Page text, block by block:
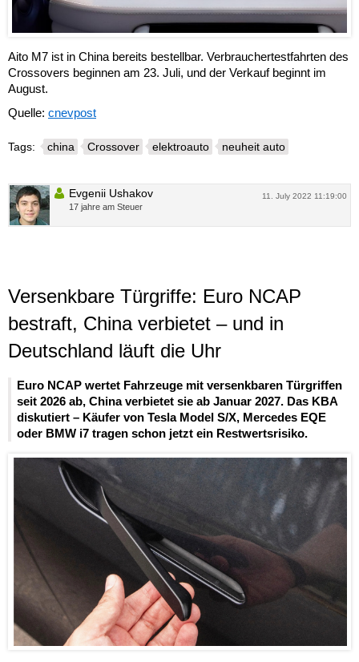
Aito M7 ist in China bereits bestellbar. Verbrauchertestfahrten des
Crossovers beginnen am 23. Juli, und der Verkauf beginnt im
August.
Quelle: cnevpost
Tags: china Crossover elektroauto neuheit auto
11. July 2022 11:19:00
Evgenii Ushakov
17 jahre am Steuer
Versenkbare Türgriffe: Euro NCAP
bestraft, China verbietet – und in
Deutschland läuft die Uhr
Euro NCAP wertet Fahrzeuge mit versenkbaren Türgriffen
seit 2026 ab, China verbietet sie ab Januar 2027. Das KBA
diskutiert – Käufer von Tesla Model S/X, Mercedes EQE
oder BMW i7 tragen schon jetzt ein Restwertsrisiko.